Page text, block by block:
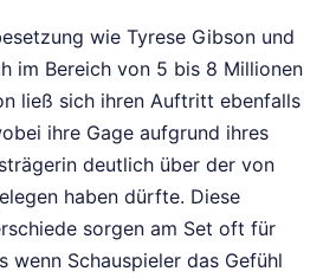
wie Tyrese Gibson und
im Bereich von 5 bis 8 Millionen
ließ sich ihren Auftritt ebenfalls
ihre Gage aufgrund ihres
deutlich über der von
haben dürfte. Diese
sorgen am Set oft für
wenn Schauspieler das Gefühl